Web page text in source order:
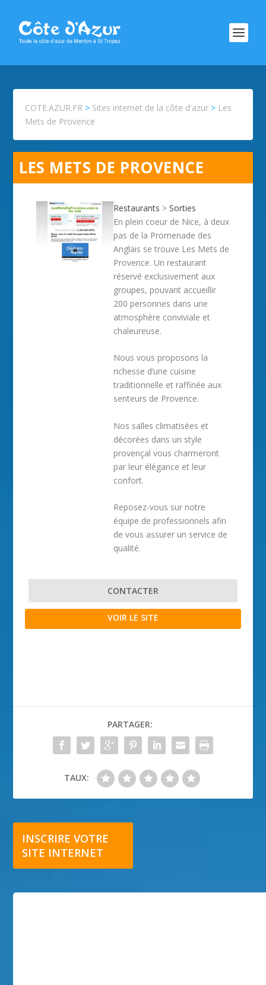
COTE.AZUR.FR > Sites internet de la côte d'azur > Les
Mets de Provence
LES METS DE PROVENCE
Restaurants >Sorties
En plein coeur de Nice, à deux
pas de la Promenade des
Anglais se trouve Les Mets de
Provence. Un restaurant
réservé exclusivement aux
groupes, pouvant accueillir
200 personnes dans une
atmosphère conviviale et
chaleureuse.
Nous vous proposons la
richesse d’une cuisine
traditionnelle et raffinée aux
senteurs de Provence.
Nos salles climatisées et
décorées dans un style
provençal vous charmeront
par leur élégance et leur
confort.
Reposez-vous sur notre
équipe de professionnels afin
de vous assurer un service de
qualité.
CONTACTER
VOIR LE SITE
PARTAGER:
TAUX:
INSCRIRE VOTRE
SITE INTERNET